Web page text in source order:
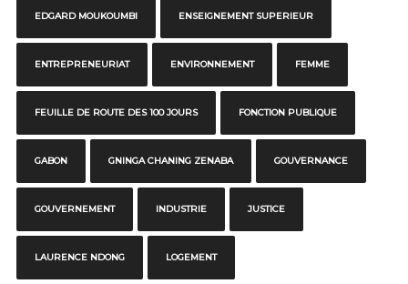
EDGARD MOUKOUMBI ENSEIGNEMENT SUPERIEUR
ENTREPRENEURIAT ENVIRONNEMENT FEMME
FEUILLE DE ROUTE DES 100 JOURS FONCTION PUBLIQUE
GABON GNINGA CHANING ZENABA GOUVERNANCE
GOUVERNEMENT INDUSTRIE JUSTICE
LAURENCE NDONG LOGEMENT